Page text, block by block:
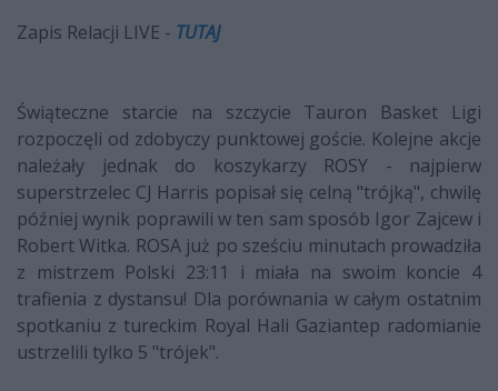
Zapis Relacji LIVE - TUTAJ
Świąteczne starcie na szczycie Tauron Basket Ligi
rozpoczęli od zdobyczy punktowej goście. Kolejne akcje
należały jednak do koszykarzy ROSY - najpierw
superstrzelec CJ Harris popisał się celną "trójką", chwilę
później wynik poprawili w ten sam sposób Igor Zajcew i
Robert Witka. ROSA już po sześciu minutach prowadziła
z mistrzem Polski 23:11 i miała na swoim koncie 4
trafienia z dystansu! Dla porównania w całym ostatnim
spotkaniu z tureckim Royal Hali Gaziantep radomianie
ustrzelili tylko 5 "trójek".